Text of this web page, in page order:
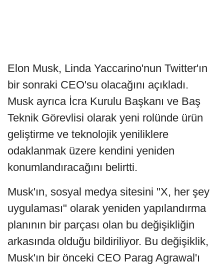
Elon Musk, Linda Yaccarino'nun Twitter'ın
bir sonraki CEO'su olacağını açıkladı.
Musk ayrıca İcra Kurulu Başkanı ve Baş
Teknik Görevlisi olarak yeni rolünde ürün
geliştirme ve teknolojik yeniliklere
odaklanmak üzere kendini yeniden
konumlandıracağını belirtti.
Musk'ın, sosyal medya sitesini "X, her şey
uygulaması" olarak yeniden yapılandırma
planının bir parçası olan bu değişikliğin
arkasında olduğu bildiriliyor. Bu değişiklik,
Musk'ın bir önceki CEO Parag Agrawal'ı